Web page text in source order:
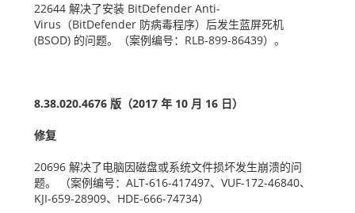
22644 解决了安装 BitDefender Anti-
Virus （BitDefender 防病毒程序）后发生蓝屏死机
(BSOD) 的问题。（案例编号： RLB-899-86439）。
8.38.020.4676 版（2017 年 10 月 16 日）
修复
20696 解决了电脑因磁盘或系统文件损坏发生崩溃的问
题。
（案例编号： ALT-616-417497、 VUF-172-46840、
KJI-659-28909、 HDE-666-74734）